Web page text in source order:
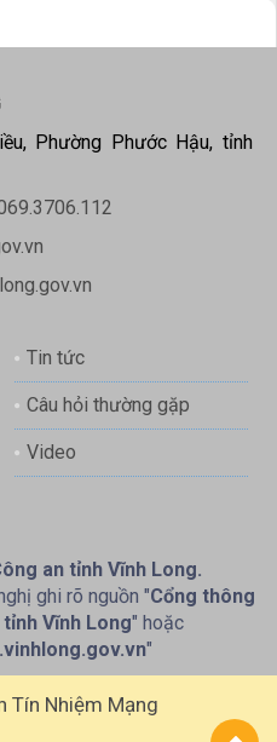
Phường Phước Hậu, tỉnh
Tin tức
Câu hỏi thường gặp
Video
an tỉnh Vĩnh Long.
ghi rõ nguồn "Cổng thông
Vĩnh Long" hoặc
"